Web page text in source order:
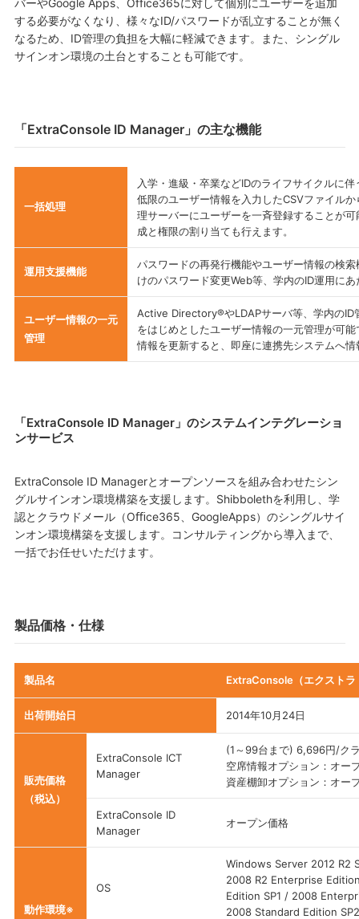
する必要がなくなり、様々なID/パスワードが乱立することが無く
なるため、ID管理の負担を大幅に軽減できます。また、シングル
サインオン環境の土台とすることも可能です。
「ExtraConsole ID Manager」の主な機能
一括処理
入学・進級・卒業などIDのライフサイクルに
低限のユーザー情報を入力したCSVファイル
理サーバーにユーザーを一斉登録することが
成と権限の割り当ても行えます。
運用支援機能
パスワードの再発行機能やユーザー情報の検
けのパスワード変更Web等、学内のID運用に
ユーザー情報の一元
管理
Active Directory®やLDAPサーバ等、学内のID
をはじめとしたユーザー情報の一元管理が可
情報を更新すると、即座に連携先システムへ
「ExtraConsole ID Manager」のシステムインテグレーショ
ンサービス
ExtraConsole ID Managerとオープンソースを組み合わせたシン
グルサインオン環境構築を支援します。Shibbolethを利用し、学
認とクラウドメール（Oﬃce365、GoogleApps）のシングルサイ
ンオン環境構築を支援します。コンサルティングから導入まで、
一括でお任せいただけます。
製品価格・仕様
製品名 ExtraConsole（エクスト
出荷開始日 2014年10月24日
販売価格
（税込）
ExtraConsole ICT
Manager
(1～99台まで) 6,696円/ク
空席情報オプション：オー
資産棚卸オプション：オー
ExtraConsole ID
Manager
オープン価格
動作環境※
OS
Windows Server 2012 R2
2008 R2 Enterprise
Edition SP1 / 2008
2008 Standard Edition